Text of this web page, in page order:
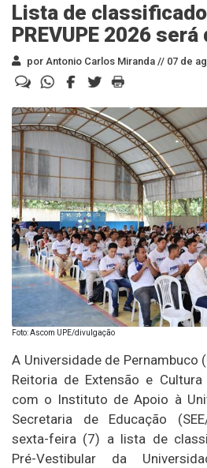
Lista de
PREVUPE 2026
por Antonio Carlos Miranda // 07 de
Foto: Ascom UPE/divulgação
A Universidade de Pernambuco
Reitoria de Extensão e Cultura
com o Instituto de Apoio à
Secretaria de Educação
sexta-feira (7) a lista de
Pré-Vestibular da